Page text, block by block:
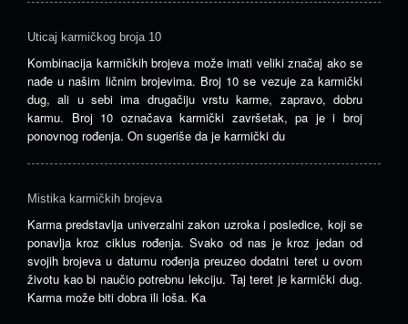
Uticaj karmičkog broja 10
Kombinacija karmičkih brojeva može imati veliki značaj ako se
nađe u našim ličnim brojevima. Broj 10 se vezuje za karmički
dug, ali u sebi ima drugačiju vrstu karme, zapravo, dobru
karmu. Broj 10 označava karmički završetak, pa je i broj
ponovnog rođenja. On sugeriše da je karmički du
Mistika karmičkih brojeva
Karma predstavlja univerzalni zakon uzroka i posledice, koji se
ponavlja kroz ciklus rođenja. Svako od nas je kroz jedan od
svojih brojeva u datumu rođenja preuzeo dodatni teret u ovom
životu kao bi naučio potrebnu lekciju. Taj teret je karmički dug.
Karma može biti dobra ili loša. Ka